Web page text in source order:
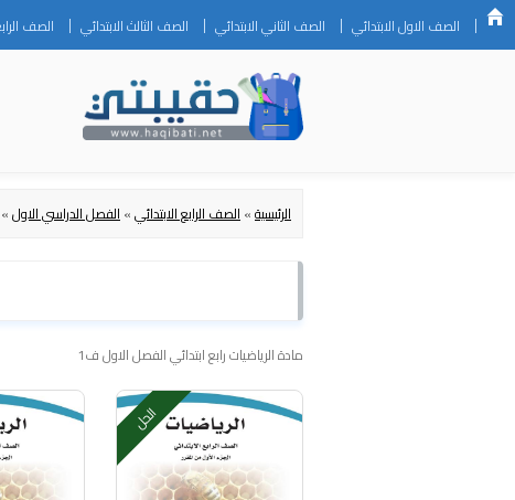
الصف الاول الابتدائي الصف الثاني الابتدائي الصف الثالث الابتدائي الصف
الرئيسية»الصف الرابع الابتدائي»الفصل الدراسي الاول»
مادة الرياضيات رابع ابتدائي الفصل الاول ف1
الحل